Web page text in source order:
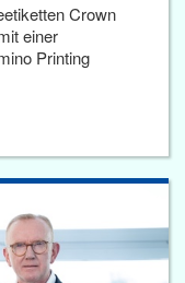
Crown
einer
Printing